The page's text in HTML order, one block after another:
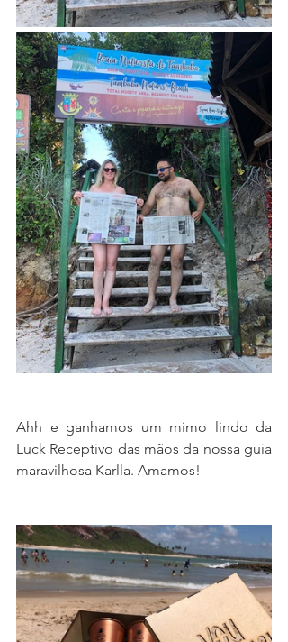
Ahh e ganhamos um mimo lindo da
Luck Receptivo das mãos da nossa guia
maravilhosa Karlla. Amamos!